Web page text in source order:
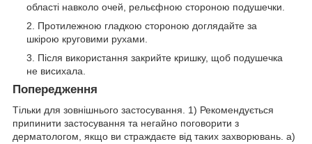
області навколо очей, рельєфною стороною подушечки.
Протилежною гладкою стороною доглядайте за
шкірою круговими рухами.
Після використання закрийте кришку, щоб подушечка
не висихала.
Попередження
Тільки для зовнішнього застосування. 1) Рекомендується
припинити застосування та негайно поговорити з
дерматологом, якщо ви страждаєте від таких захворювань. a)